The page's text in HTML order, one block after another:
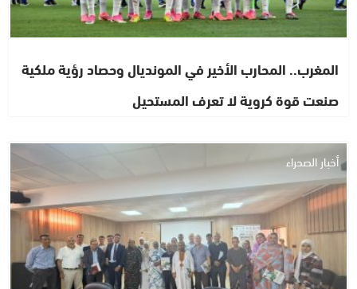
المغرب.. المحارب الأخير في المونديال وحصاد رؤية ملكية
صنعت قوة كروية لا تعرف المستحيل
أخبار الصحراء